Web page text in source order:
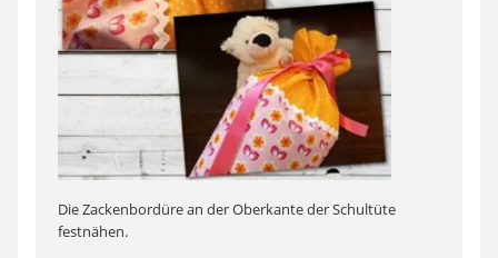
Die Zackenbordüre an der Oberkante der Schultüte
festnähen.